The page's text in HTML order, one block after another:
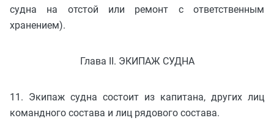
судна на отстой или ремонт с ответственным
хранением).
Глава II. ЭКИПАЖ СУДНА
11. Экипаж судна состоит из капитана, других лиц
командного состава и лиц рядового состава.